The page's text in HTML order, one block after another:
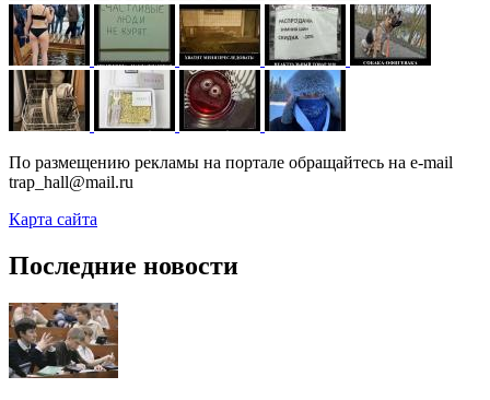
По размещению рекламы на портале обращайтесь на e-mail
trap_hall@mail.ru
Карта сайта
Последние новости